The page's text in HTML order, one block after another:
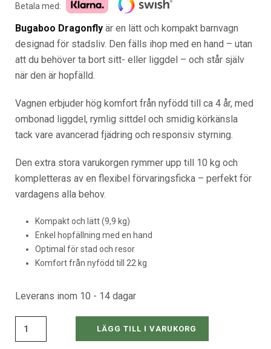
Betala med:
Bugaboo Dragonfly är en lätt och kompakt barnvagn
designad för stadsliv. Den fälls ihop med en hand – utan
att du behöver ta bort sitt- eller liggdel – och står själv
när den är hopfälld.
Vagnen erbjuder hög komfort från nyfödd till ca 4 år, med
ombonad liggdel, rymlig sittdel och smidig körkänsla
tack vare avancerad fjädring och responsiv styrning.
Den extra stora varukorgen rymmer upp till 10 kg och
kompletteras av en flexibel förvaringsficka – perfekt för
vardagens alla behov.
Kompakt och lätt (9,9 kg)
Enkel hopfällning med en hand
Optimal för stad och resor
Komfort från nyfödd till 22 kg
Leverans inom 10 - 14 dagar
LÄGG TILL I VARUKORG